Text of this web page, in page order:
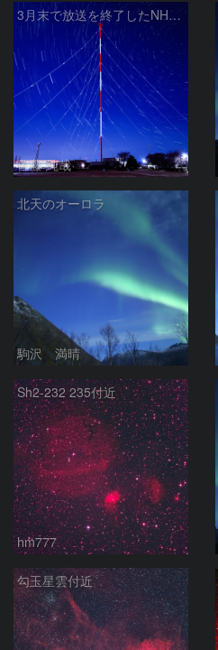
3月末で放送を終了したNHKラジオ第2放送の送信アンテナと星空
佐藤 純哉
北天のオーロラ
駒沢 満晴
Sh2-232 235付近
hm777
勾玉星雲付近